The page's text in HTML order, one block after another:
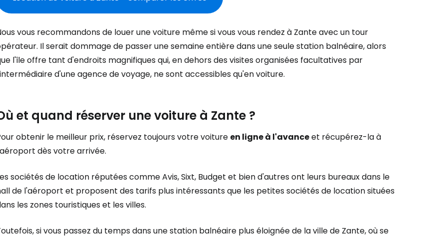
vous recommandons de louer une voiture même si vous vous rendez à Zante avec un tour
Il serait dommage de passer une semaine entière dans une seule station balnéaire, alors
l'île offre tant d'endroits magnifiques qui, en dehors des visites organisées facultatives par
d'une agence de voyage, ne sont accessibles qu'en voiture.
et quand réserver une voiture à Zante ?
obtenir le meilleur prix, réservez toujours votre voiture en ligne à l'avanceet récupérez-la à
dès votre arrivée.
sociétés de location réputées comme Avis, Sixt, Budget et bien d'autres ont leurs bureaux dans le
de l'aéroport et proposent des tarifs plus intéressants que les petites sociétés de location situées
les zones touristiques et les villes.
si vous passez du temps dans une station balnéaire plus éloignée de la ville de Zante, où se